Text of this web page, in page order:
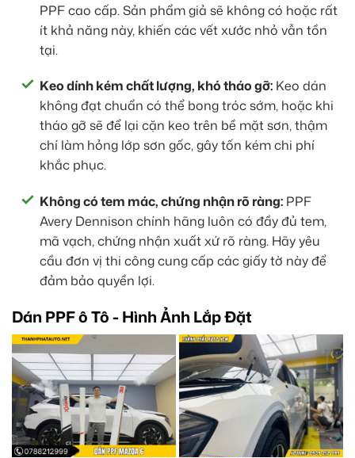
PPF cao cấp. Sản phẩm giả sẽ không có hoặc rất
ít khả năng này, khiến các vết xước nhỏ vẫn tồn
tại.
Keo dính kém chất lượng, khó tháo gỡ: Keo dán
không đạt chuẩn có thể bong tróc sớm, hoặc khi
tháo gỡ sẽ để lại cặn keo trên bề mặt sơn, thậm
chí làm hỏng lớp sơn gốc, gây tốn kém chi phí
khắc phục.
Không có tem mác, chứng nhận rõ ràng: PPF
Avery Dennison chính hãng luôn có đầy đủ tem,
mã vạch, chứng nhận xuất xứ rõ ràng. Hãy yêu
cầu đơn vị thi công cung cấp các giấy tờ này để
đảm bảo quyền lợi.
Dán PPF ô Tô - Hình Ảnh Lắp Đặt